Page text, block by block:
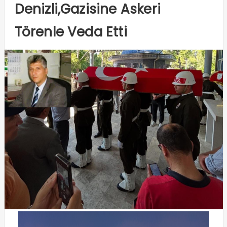
Denizli,Gazisine Askeri
Törenle Veda Etti